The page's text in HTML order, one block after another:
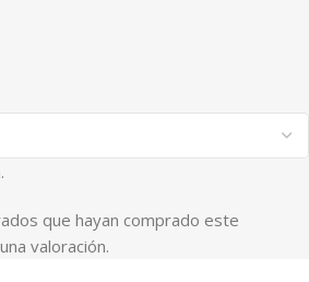
que hayan comprado este
valoración.